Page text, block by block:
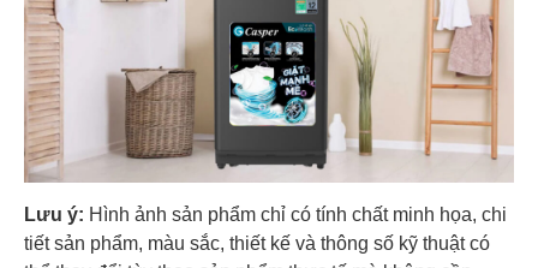
Lưu ý: Hình ảnh sản phẩm chỉ có tính chất minh họa, chi
tiết sản phẩm, màu sắc, thiết kế và thông số kỹ thuật có